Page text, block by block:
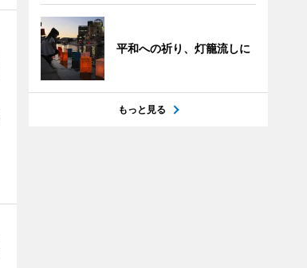
平和への祈り、灯籠流しに
もっと見る